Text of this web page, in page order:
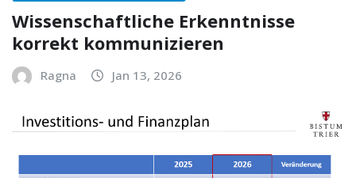
Wissenschaftliche Erkenntnisse
korrekt kommunizieren
Ragna Jan 13, 2026